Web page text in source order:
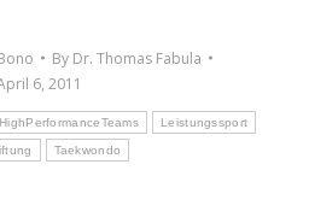
By Dr. Thomas Fabula
6, 2011
HighPerformanceTeams Leistungssport
Taekwondo